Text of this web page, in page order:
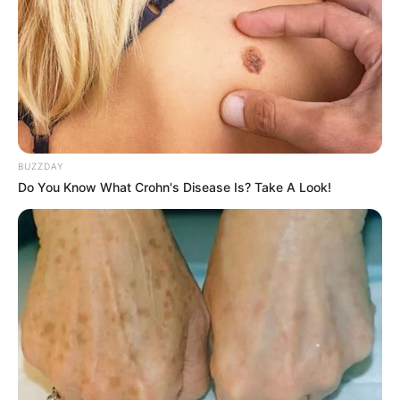
reanudar.
Momento del Día:
Es ideal consumirlo por
la mañana en ayunas para maximizar su
efecto diurético y permitir que actúe
durante todo el día. También puedes
tomar una segunda taza por la tarde.
Asegúrate de mantener una
Beber suficiente agua ayuda a los
riñones a funcionar correctamente y
mejora el proceso de desintoxicación.
V. Consejos para Maximizar los
Beneficios
Perejil Fresco: Utiliza perejil fresco
siempre que sea posible. Las versiones
BUZZDAY
Do You Know What Crohn's Disease Is? Take A Look!